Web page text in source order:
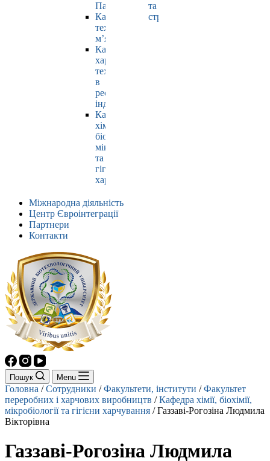
Павлюк
Кафедра
технології
м’яса
Кафедра
харчових
технологій
в
ресторанній
індустрії
Кафедра
хімії,
біохімії,
мікробіології
та
гігієни
харчування
та
страхування
Міжнародна діяльність
Центр Євроінтеграції
Партнери
Контакти
Пошук Menu
Головна /Сотрудники /Факультети, інститути /Факультет
переробних і харчових виробництв /Кафедра хімії, біохімії,
мікробіології та гігієни харчування /Газзаві-Рогозіна Людмила
Вікторівна
Газзаві-Рогозіна Людмила